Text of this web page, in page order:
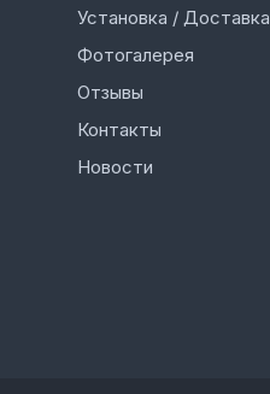
Установка / Доставка
Фотогалерея
Отзывы
Контакты
Новости